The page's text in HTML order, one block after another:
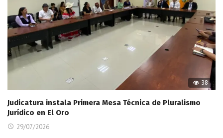
38
Judicatura instala Primera Mesa Técnica de Pluralismo
Jurídico en El Oro
29/07/2026